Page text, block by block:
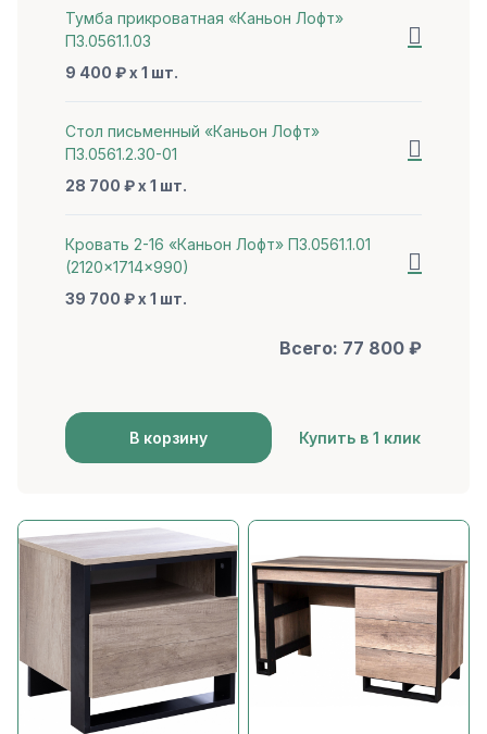
Тумба прикроватная «Каньон Лофт»
П3.0561.1.03
9 400 ₽ x 1 шт.
Стол письменный «Каньон Лофт»
П3.0561.2.30-01
28 700 ₽ x 1 шт.
Кровать 2-16 «Каньон Лофт» П3.0561.1.01
(2120×1714×990)
39 700 ₽ x 1 шт.
Всего: 77 800 ₽
В корзину Купить в 1 клик